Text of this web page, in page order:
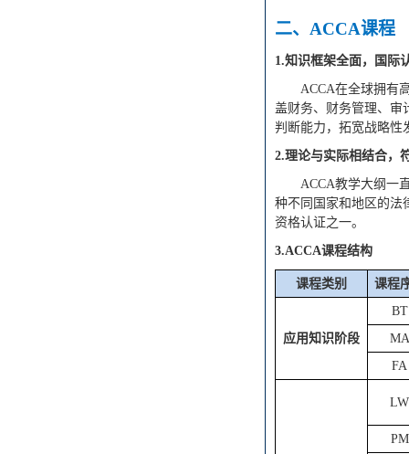
二、 ACCA课程
1.知识框架全面，国际
ACCA在全球拥有
盖财务、财务管理、审
判断能力，拓宽战略性
2.理论与实际相结合，
ACCA教学大纲一
种不同国家和地区的法
资格认证之一。
3.ACCA课程结构
课程类别 课程
应用知识阶段
BT
MA
FA
LW
PM